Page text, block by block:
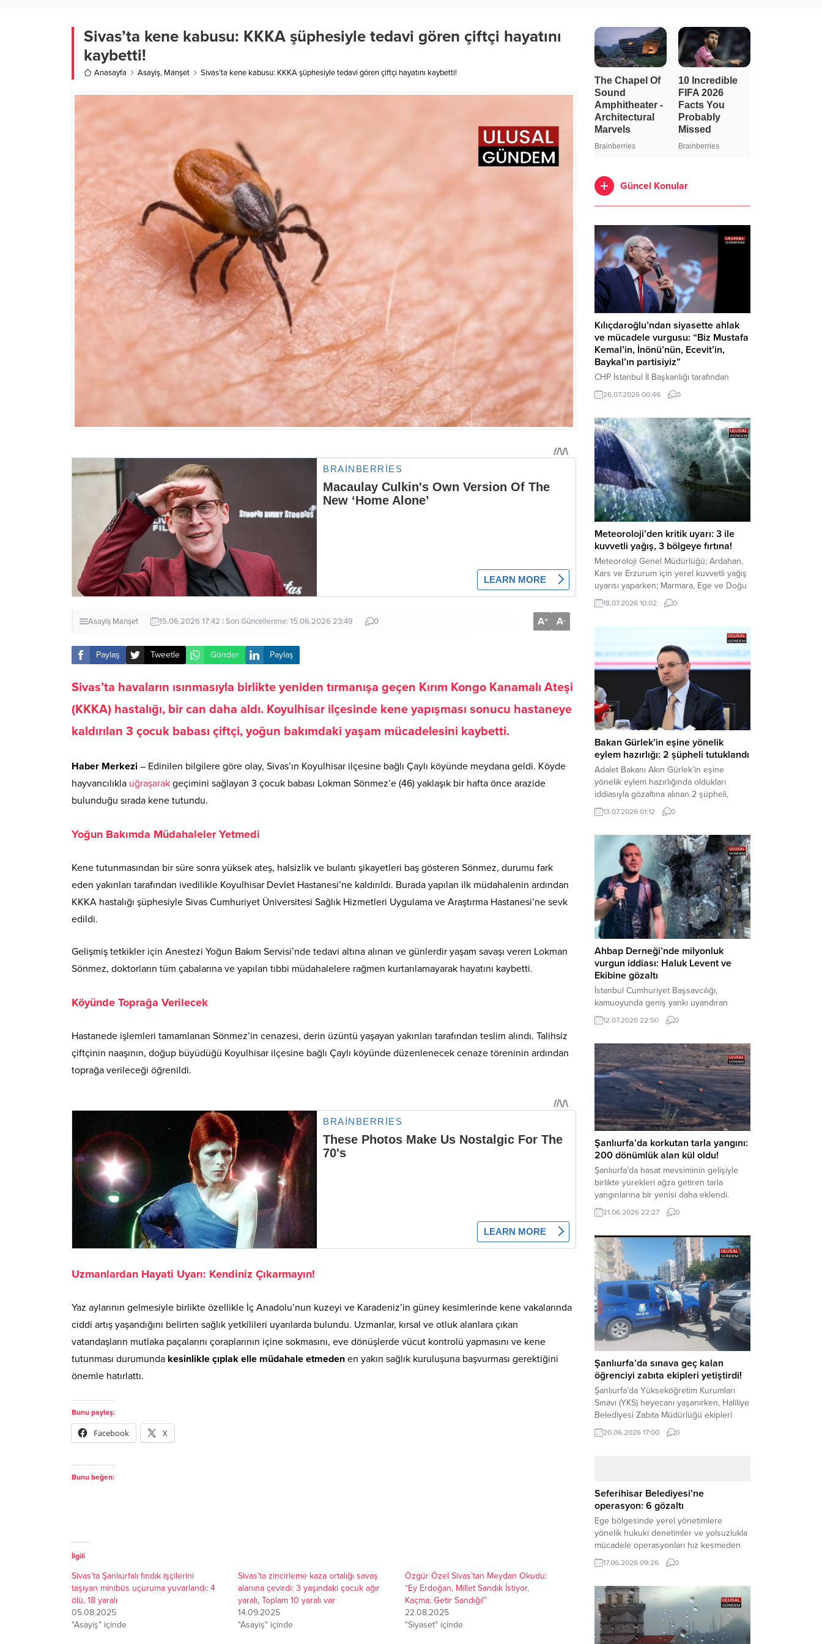
Sivas’ta kene kabusu: KKKA şüphesiyle tedavi gören çiftçi hayatını
kaybetti!
Anasayfa Asayiş, Manşet Sivas’ta kene kabusu: KKKA şüphesiyle tedavi gören çiftçi hayatını kaybetti!
Asayiş Manşet 15.06.2026 17:42 | Son Güncellenme: 15.06.2026 23:49 0 A+ A-
Paylaş Tweetle Gönder Paylaş
Sivas’ta havaların ısınmasıyla birlikte yeniden tırmanışa geçen Kırım Kongo Kanamalı Ateşi
(KKKA) hastalığı, bir can daha aldı. Koyulhisar ilçesinde kene yapışması sonucu hastaneye
kaldırılan 3 çocuk babası çiftçi, yoğun bakımdaki yaşam mücadelesini kaybetti.
Haber Merkezi – Edinilen bilgilere göre olay, Sivas’ın Koyulhisar ilçesine bağlı Çaylı köyünde meydana geldi. Köyde
hayvancılıkla uğraşarak geçimini sağlayan 3 çocuk babası Lokman Sönmez’e (46) yaklaşık bir hafta önce arazide
bulunduğu sırada kene tutundu.
Yoğun Bakımda Müdahaleler Yetmedi
Kene tutunmasından bir süre sonra yüksek ateş, halsizlik ve bulantı şikayetleri baş gösteren Sönmez, durumu fark
eden yakınları tarafından ivedilikle Koyulhisar Devlet Hastanesi’ne kaldırıldı. Burada yapılan ilk müdahalenin ardından
KKKA hastalığı şüphesiyle Sivas Cumhuriyet Üniversitesi Sağlık Hizmetleri Uygulama ve Araştırma Hastanesi’ne sevk
edildi.
Gelişmiş tetkikler için Anestezi Yoğun Bakım Servisi’nde tedavi altına alınan ve günlerdir yaşam savaşı veren Lokman
Sönmez, doktorların tüm çabalarına ve yapılan tıbbi müdahalelere rağmen kurtarılamayarak hayatını kaybetti.
Köyünde Toprağa Verilecek
Hastanede işlemleri tamamlanan Sönmez’in cenazesi, derin üzüntü yaşayan yakınları tarafından teslim alındı. Talihsiz
çiftçinin naaşının, doğup büyüdüğü Koyulhisar ilçesine bağlı Çaylı köyünde düzenlenecek cenaze töreninin ardından
toprağa verileceği öğrenildi.
Uzmanlardan Hayati Uyarı: Kendiniz Çıkarmayın!
Yaz aylarının gelmesiyle birlikte özellikle İç Anadolu’nun kuzeyi ve Karadeniz’in güney kesimlerinde kene vakalarında
ciddi artış yaşandığını belirten sağlık yetkilileri uyarılarda bulundu. Uzmanlar, kırsal ve otluk alanlara çıkan
vatandaşların mutlaka paçalarını çoraplarının içine sokmasını, eve dönüşlerde vücut kontrolü yapmasını ve kene
tutunması durumunda kesinlikle çıplak elle müdahale etmeden en yakın sağlık kuruluşuna başvurması gerektiğini
önemle hatırlattı.
Bunu paylaş:
Facebook X
Bunu beğen:
İlgili
Sivas’ta Şanlıurfalı fındık işçilerini
taşıyan minibüs uçuruma yuvarlandı: 4
ölü, 18 yaralı
05.08.2025
"Asayiş" içinde
Sivas’ta zincirleme kaza ortalığı savaş
alanına çevirdi: 3 yaşındaki çocuk ağır
yaralı, Toplam 10 yaralı var
14.09.2025
"Asayiş" içinde
Özgür Özel Sivas’tan Meydan Okudu:
“Ey Erdoğan, Millet Sandık İstiyor,
Kaçma; Getir Sandığı!”
22.08.2025
"Siyaset" içinde
Güncel Konular
Kılıçdaroğlu’ndan siyasette ahlak
ve mücadele vurgusu: “Biz Mustafa
Kemal’in, İnönü’nün, Ecevit’in,
Baykal’ın partisiyiz”
CHP İstanbul İl Başkanlığı tarafından
düzenlenen Üye Katılım Töreni’nde
konuşan Kemal Kılıçdaroğlu; partinin
beşli çetelerle mücadeleden Aile
Destekleri Sigortası’na kadar birçok kritik
konuda sert ve net mesajlar verdi. Haber
Merkezi – CHP Genel Başkanı Kemal
Kılıçdaroğlu, Rauf Denktaş Kültür
Merkezi’nde gerçekleştirilen ve yeni
üyelere rozetlerinin takıldığı...
26.07.2026 00:46 0
Meteoroloji’den kritik uyarı: 3 ile
kuvvetli yağış, 3 bölgeye fırtına!
Meteoroloji Genel Müdürlüğü; Ardahan,
Kars ve Erzurum için yerel kuvvetli yağış
uyarısı yaparken; Marmara, Ege ve Doğu
Anadolu’nun belirli kesimlerinde ise
saatte 60 kilometre hıza ulaşabilecek
tedbirli olmaya çağırdı. Haber Merkezi –
Çevre, Şehircilik ve İklim Değişikliği
Bakanlığı Meteoroloji Genel Müdürlüğü,
ülke genelini kapsayan son hava...
18.07.2026 10:02 0
Bakan Gürlek’in eşine yönelik
eylem hazırlığı: 2 şüpheli tutuklandı
Adalet Bakanı Akın Gürlek’in eşine
yönelik eylem hazırlığında oldukları
iddiasıyla gözaltına alınan 2 şüpheli,
çıkarıldıkları mahkemece tutuklanarak
cezaevine gönderildi. Haber Merkezi –
tarafından yürütülen geniş kapsamlı
soruşturma çerçevesinde gözaltına
alınan şüphelilerin emniyetteki işlemleri
tamamlandı. Güvenlik birimlerindeki
sorgularının ardından yoğun güvenlik
önlemleri altında adliyeye sevk edilen
U.Y. ve...
13.07.2026 01:12 0
Ahbap Derneği’nde milyonluk
vurgun iddiası: Haluk Levent ve
Ekibine gözaltı
İstanbul Cumhuriyet Başsavcılığı,
kamuoyunda geniş yankı uyandıran
Ahbap Derneği’ne yönelik kapsamlı bir
soruşturma başlattığını ve Dernek
şüphelilerin gözaltına alındığını açıkladı.
Yürütülen tahkikatın “Dernekler
Kanunu’na muhalefet”, “suçtan
kaynaklanan mal varlığı değerlerini
aklama” ve “örgüt” suçlamaları
kapsamında derinleştirildiği bildirildi.
Haber Merkezi – Soruşturmanın
odağında, özellikle 6 Şubat...
12.07.2026 22:50 0
Şanlıurfa’da korkutan tarla yangını:
200 dönümlük alan kül oldu!
Şanlıurfa’da hasat mevsiminin gelişiyle
birlikte yürekleri ağza getiren tarla
yangınlarına bir yenisi daha eklendi.
Hilvan ilçesinde çıkan yangında, 50
dönümü biçilmemiş buğday olmak üzere
teslim olarak küle döndü. Haber Merkezi
– Yangın, Şanlıurfa’nın Hilvan ilçesine
bağlı Agilmuz köyünde meydana geldi.
Edinilen bilgilere göre, henüz
belirlenemeyen...
21.06.2026 22:27 0
Şanlıurfa’da sınava geç kalan
öğrenciyi zabıta ekipleri yetiştirdi!
Şanlıurfa’da Yükseköğretim Kurumları
Sınavı (YKS) heyecanı yaşanırken, Haliliye
Belediyesi Zabıta Müdürlüğü ekipleri
geleceğini belirleyecek sınava geç kalma
tehlikesiyle karşı karşıya kalan bir
yolunu tutan binlerce aday arasında,
sınav yerine zamanında ulaşamayan bir
öğrenci büyük bir panik yaşadı....
20.06.2026 17:00 0
Seferihisar Belediyesi’ne
operasyon: 6 gözaltı
Ege bölgesinde yerel yönetimlere
yönelik hukuki denetimler ve yolsuzlukla
mücadele operasyonları hız kesmeden
devam ediyor. İzmir’in turistik ilçelerinden
Seferihisar Belediyesi, sabah saatlerinde
operasyonuyla sarsıldı. Haber Merkezi –
İzmir Cumhuriyet Başsavcılığı
koordinesinde yürütülen geniş kapsamlı
yolsuzluk ve mali suçlar soruşturması
17.06.2026 09:26 0